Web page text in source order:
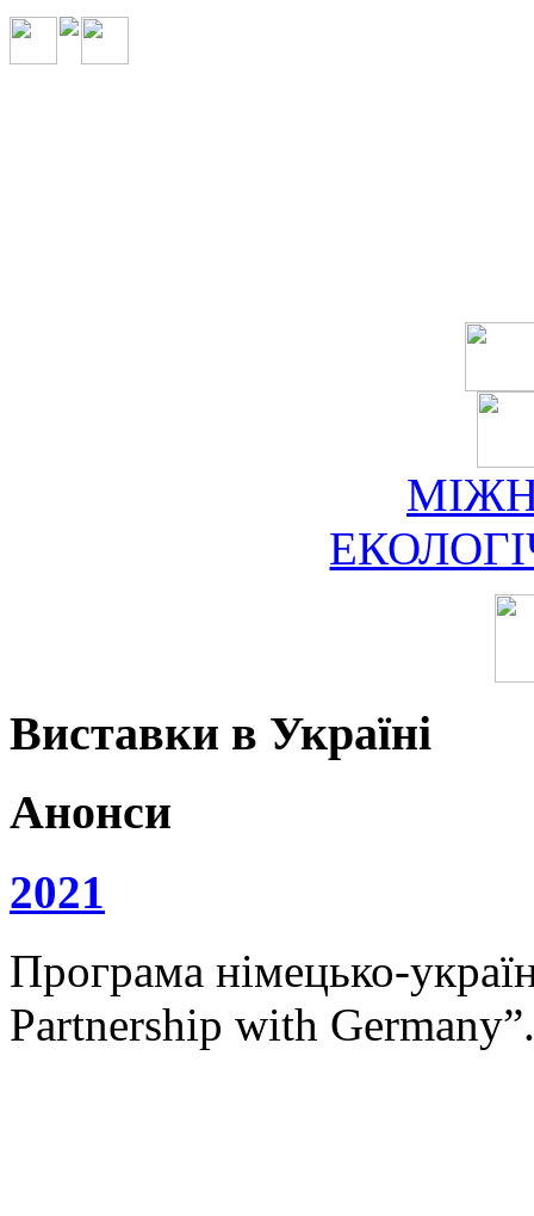
Виставки в Україні
Анонси
2021
Програма німецько-
Partnership with